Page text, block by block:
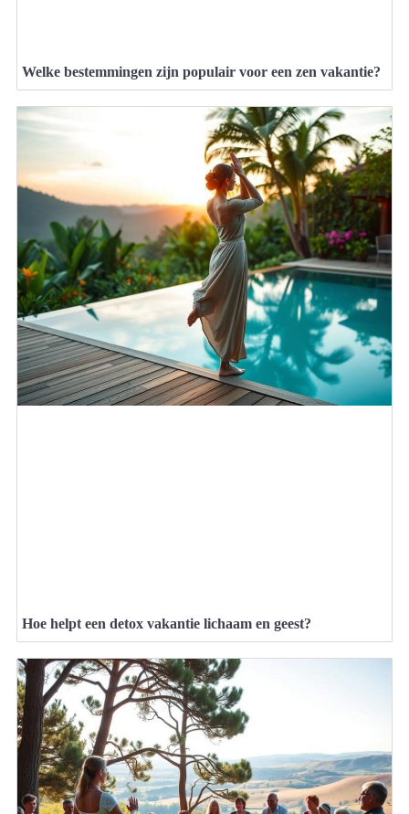
Welke bestemmingen zijn populair voor een zen vakantie?
Hoe helpt een detox vakantie lichaam en geest?